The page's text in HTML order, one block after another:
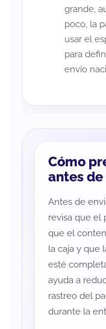
grande,
poco, la
usar el
para
envío
Cómo
antes
Antes de
revisa que el
que el
la caja y que
esté
ayuda a
rastreo del
durante la